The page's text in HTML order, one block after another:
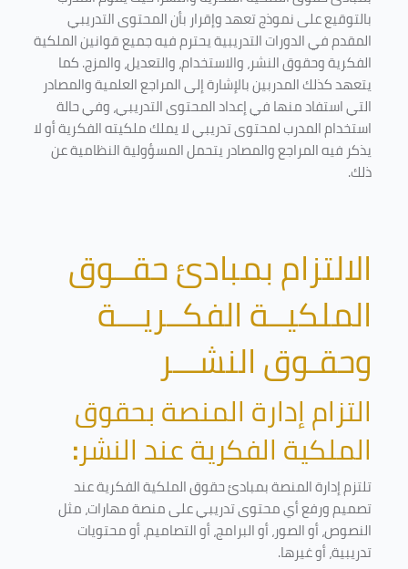
بالتوقيع على نموذج تعهد وإقرار بأن المحتوى التدريبي
المقدم في الدورات التدريبية يحترم فيه جميع قوانين الملكية
الفكرية وحقوق النشر، والاستخدام، والتعديل، والمزج. كما
يتعهد كذلك المدربين بالإشارة إلى المراجع العلمية والمصادر
التي استفاد منها في إعداد المحتوى التدريبي، وفي حالة
استخدام المدرب لمحتوى تدريبي لا يملك ملكيته الفكرية أو لا
يذكر فيه المراجع والمصادر يتحمل المسؤولية النظامية عن
ذلك.
الالتزام بمبادئ حقــوق
الملكيــة الفكــريـــة
وحقـوق النشـــر
التزام إدارة المنصة بحقوق
الملكية الفكرية عند النشر:
تلتزم إدارة المنصة بمبادئ حقوق الملكية الفكرية عند
تصميم ورفع أي محتوى تدريبي على منصة مهارات، مثل
النصوص، أو الصور، أو البرامج، أو التصاميم، أو محتويات
تدريبية، أو غيرها.